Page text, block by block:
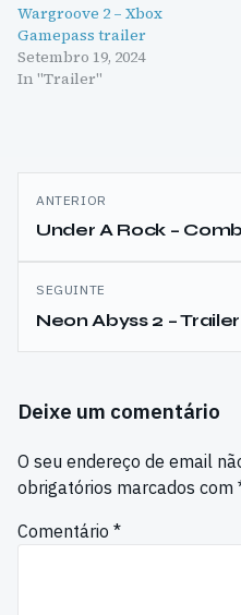
Wargroove 2 – Xbox
Gamepass trailer
Setembro 19, 2024
In "Trailer"
Navegação
de
artigos
ANTERIOR
Under A Rock –
SEGUINTE
Neon Abyss 2 –
Deixe um comentário
O seu endereço de email
obrigatórios marcados com
Comentário *